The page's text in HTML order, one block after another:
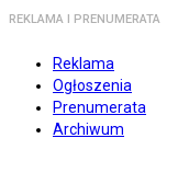
REKLAMA I PRENUMERATA
Reklama
Ogłoszenia
Prenumerata
Archiwum